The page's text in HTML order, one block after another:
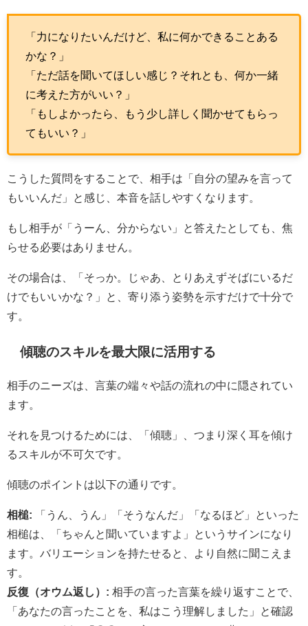
「力になりたいんだけど、私に何かできることある
かな？」
「ただ話を聞いてほしい感じ？それとも、何か一緒
に考えた方がいい？」
「もしよかったら、もう少し詳しく聞かせてもらっ
てもいい？」
こうした質問をすることで、相手は「自分の望みを言って
もいいんだ」と感じ、本音を話しやすくなります。
もし相手が「うーん、分からない」と答えたとしても、焦
らせる必要はありません。
その場合は、「そっか。じゃあ、とりあえずそばにいるだ
けでもいいかな？」と、寄り添う姿勢を示すだけで十分で
す。
傾聴のスキルを最大限に活用する
相手のニーズは、言葉の端々や話の流れの中に隠されてい
ます。
それを見つけるためには、「傾聴」、つまり深く耳を傾け
るスキルが不可欠です。
傾聴のポイントは以下の通りです。
相槌: 「うん、うん」「そうなんだ」「なるほど」といった
相槌は、「ちゃんと聞いていますよ」というサインになり
ます。バリエーションを持たせると、より自然に聞こえま
す。
反復（オウム返し）: 相手の言った言葉を繰り返すことで、
「あなたの言ったことを、私はこう理解しました」と確認